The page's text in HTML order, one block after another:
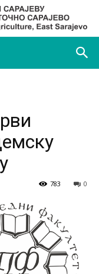
0
783